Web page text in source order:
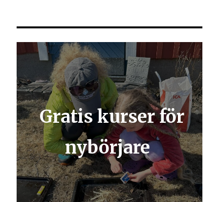
Gratis kurser för
nybörjare